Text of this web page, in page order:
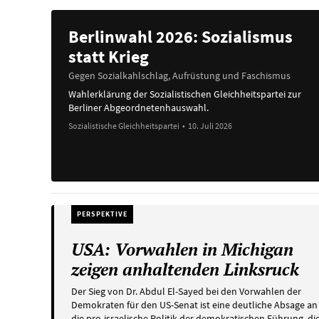
Berlinwahl 2026: Sozialismus
statt Krieg
Gegen Sozialkahlschlag, Aufrüstung und Faschismus
Wahlerklärung der Sozialistischen Gleichheitspartei zur
Berliner Abgeordnetenhauswahl.
Sozialistische Gleichheitspartei • 10. Juli 2026
PERSPEKTIVE
USA: Vorwahlen in Michigan
zeigen anhaltenden Linksruck
Der Sieg von Dr. Abdul El-Sayed bei den Vorwahlen der
Demokraten für den US-Senat ist eine deutliche Absage an